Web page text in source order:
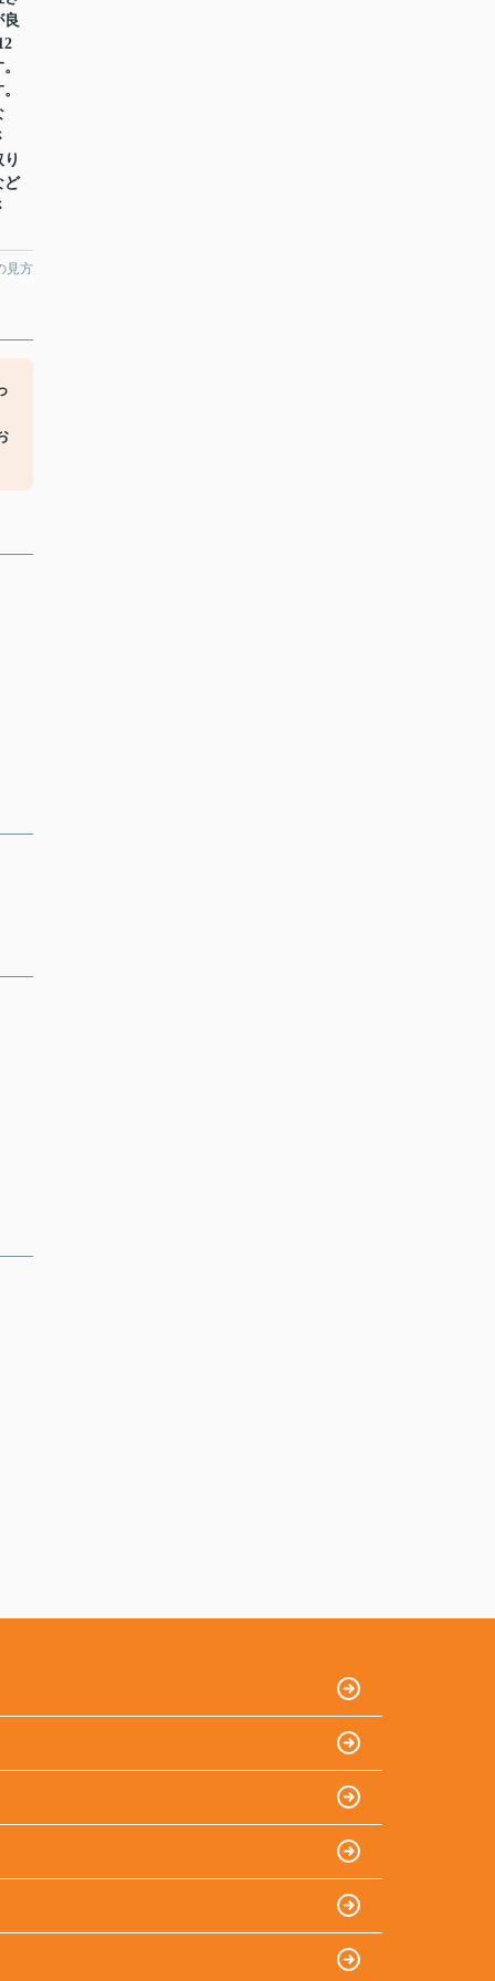
良
ど
見方